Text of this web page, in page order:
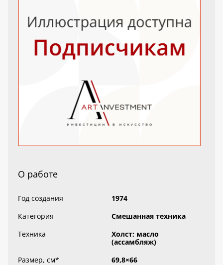
О работе
Год создания
1974
Категория
Смешанная техника
Техника
Холст; масло
(ассамбляж)
Размер, см* 69,8×66